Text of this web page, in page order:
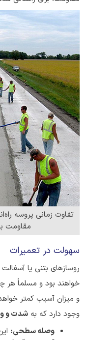
تفاوت زمانی پروسه
مقاومت
سهولت در تعمیرات
روسازهای بتنی یا
خواهند بود و مسلماً هر
و میزان آسیب کمتر
وجود دارد که به شدت و
وصله سطحی: